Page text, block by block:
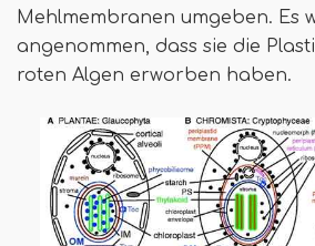
Mehlmembranen umgeben. Es
angenommen, dass sie die
roten Algen erworben haben.